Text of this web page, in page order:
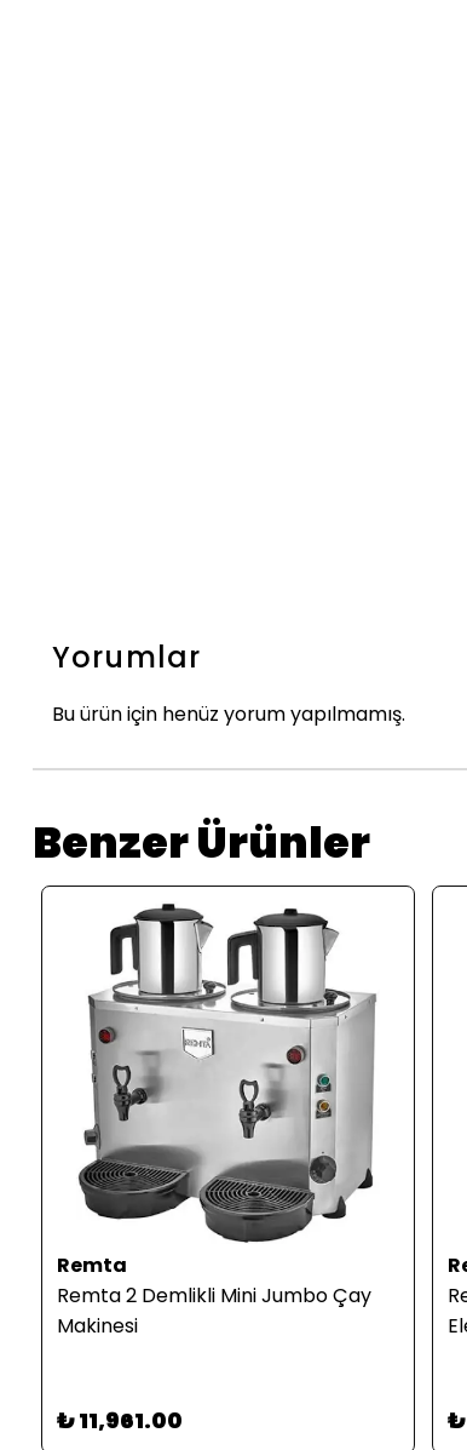
Yorumlar
Bu ürün için henüz yorum yapılmamış.
Benzer Ürünler
Remta
Remta 2 Demlikli Mini Jumbo Çay
Makinesi
₺ 11,961.00